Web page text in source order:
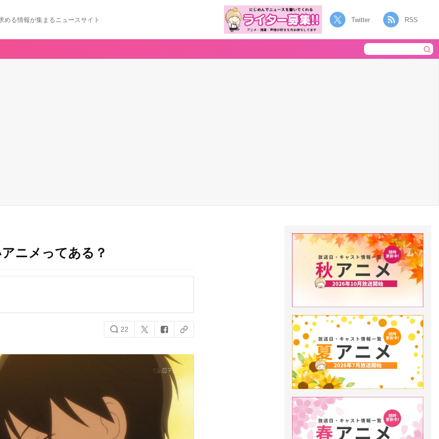
める情報が集まるニュースサイト Twitter RSS
ニメってある？
22